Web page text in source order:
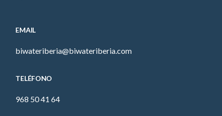
EMAIL
biwateriberia@biwateriberia.com
TELÉFONO
968 50 41 64